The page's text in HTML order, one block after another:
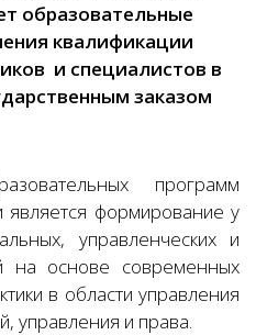
образовательные
квалификации
и специалистов в
заказом
программ
является формирование у
управленческих и
на основе современных
в области управления
управления и права.